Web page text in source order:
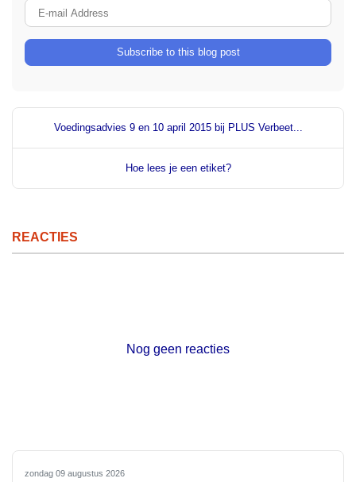
Subscribe to this blog post
Voedingsadvies 9 en 10 april 2015 bij PLUS Verbeet...
Hoe lees je een etiket?
REACTIES
Nog geen reacties
zondag 09 augustus 2026